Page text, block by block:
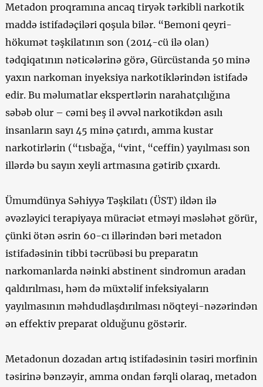
Metadon proqramına ancaq tiryək tərkibli narkotik
maddə istifadəçiləri qoşula bilər. “Bemoni qeyri-
hökumət təşkilatının son (2014-cü ilə olan)
tədqiqatının nəticələrinə görə, Gürcüstanda 50 minə
yaxın narkoman inyeksiya narkotiklərindən istifadə
edir. Bu məlumatlar ekspertlərin narahatçılığına
səbəb olur – cəmi beş il əvvəl narkotikdən asılı
insanların sayı 45 minə çatırdı, amma kustar
narkotirlərin (“tısbağa, “vint, “ceffin) yayılması son
illərdə bu sayın xeyli artmasına gətirib çıxardı.
Ümumdünya Səhiyyə Təşkilatı (ÜST) ildən ilə
əvəzləyici terapiyaya müraciət etməyi məsləhət görür,
çünki ötən əsrin 60-cı illərindən bəri metadon
istifadəsinin tibbi təcrübəsi bu preparatın
narkomanlarda nəinki abstinent sindromun aradan
qaldırılması, həm də müxtəlif infeksiyaların
yayılmasının məhdudlaşdırılması nöqteyi-nəzərindən
ən effektiv preparat olduğunu göstərir.
Metadonun dozadan artıq istifadəsinin təsiri morfinin
təsirinə bənzəyir, amma ondan fərqli olaraq, metadon